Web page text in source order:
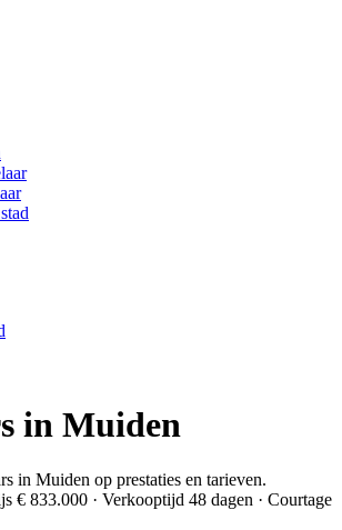
in Muiden
in Muiden op prestaties en tarieven.
€ 833.000 · Verkooptijd 48 dagen · Courtage